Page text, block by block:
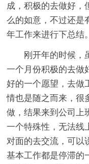
成，积极的去做好，
么的如意，不过还是
年工作来进行下总结。
刚开年的时候，
一个月份积极的去做
好的一个愿望，去做
情也是随之而来，很
做，结果来到公司上
一个特殊性，无法线
对面的去交流，可以
基本工作都是停滞的